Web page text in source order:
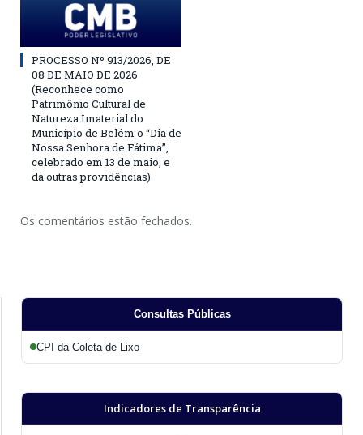
PROCESSO Nº 913/2026, DE
08 DE MAIO DE 2026
(Reconhece como
Patrimônio Cultural de
Natureza Imaterial do
Município de Belém o “Dia de
Nossa Senhora de Fátima”,
celebrado em 13 de maio, e
dá outras providências)
Os comentários estão fechados.
Consultas Públicas
CPI da Coleta de Lixo
Indicadores de Transparência